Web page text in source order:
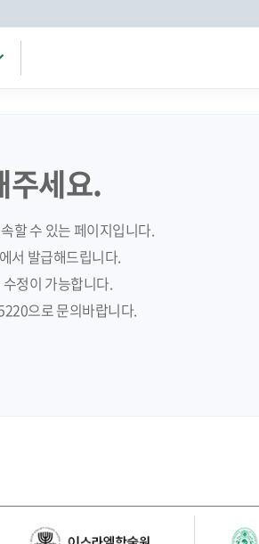
주세요.
할 수 있는 페이지입니다.
서 발급해드립니다.
정이 가능합니다.
으로 문의바랍니다.